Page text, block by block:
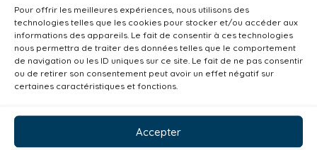
Pour offrir les meilleures expériences, nous utilisons des
technologies telles que les cookies pour stocker et/ou accéder aux
informations des appareils. Le fait de consentir à ces technologies
nous permettra de traiter des données telles que le comportement
de navigation ou les ID uniques sur ce site. Le fait de ne pas consentir
ou de retirer son consentement peut avoir un effet négatif sur
certaines caractéristiques et fonctions.
Accepter
Enquête publique
Catégories actualités / agenda
Habitat Economie Jeunesse
Sport
Numérique
Urbanisme
Réemploi
Magazine